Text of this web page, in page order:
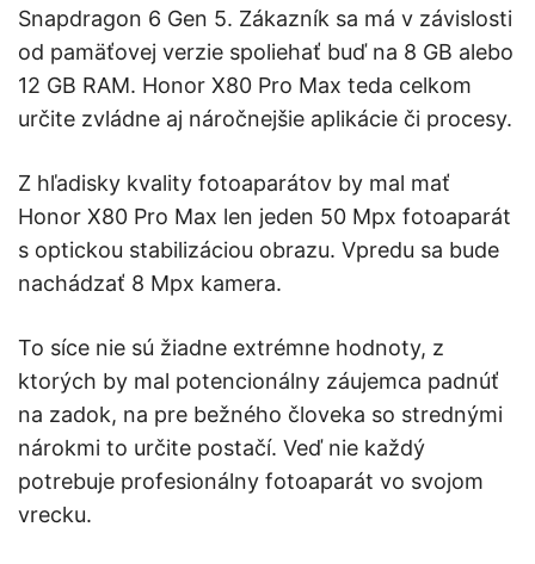
Snapdragon 6 Gen 5. Zákazník sa má v závislosti
od pamäťovej verzie spoliehať buď na 8 GB alebo
12 GB RAM. Honor X80 Pro Max teda celkom
určite zvládne aj náročnejšie aplikácie či procesy.
Z hľadisky kvality fotoaparátov by mal mať
Honor X80 Pro Max len jeden 50 Mpx fotoaparát
s optickou stabilizáciou obrazu. Vpredu sa bude
nachádzať 8 Mpx kamera.
To síce nie sú žiadne extrémne hodnoty, z
ktorých by mal potencionálny záujemca padnúť
na zadok, na pre bežného človeka so strednými
nárokmi to určite postačí. Veď nie každý
potrebuje profesionálny fotoaparát vo svojom
vrecku.